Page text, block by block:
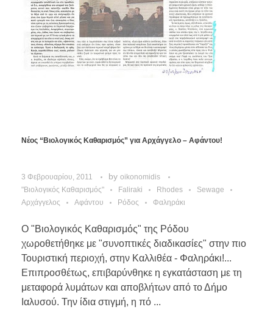
Νέος “Βιολογικός Καθαρισμός” για Αρχάγγελο – Αφάντου!
3 Φεβρουαρίου, 2011 by oikonomidis
"Βιολογικός Καθαρισμός"
Faliraki Rhodes
Sewage
Αρχάγγελος
Αφάντου Ρόδος Φαληράκι
Ο "Βιολογικός Καθαρισμός" της Ρόδου
χωροθετήθηκε με "συνοπτικές διαδικασίες" στην πιο
Τουριστική περιοχή, στην Καλλιθέα - Φαληράκι!...
Επιπροσθέτως, επιβαρύνθηκε η εγκατάσταση με τη
μεταφορά λυμάτων και αποβλήτων από το Δήμο
Ιαλυσού. Την ίδια στιγμή, η πό ...